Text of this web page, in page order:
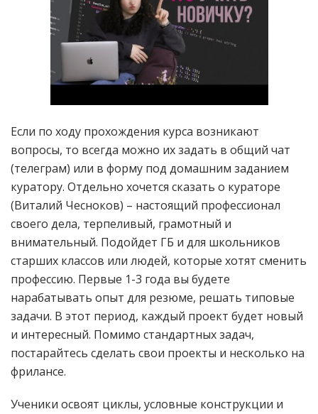
Если по ходу прохождения курса возникают
вопросы, то всегда можно их задать в общий чат
(телеграм) или в форму под домашним заданием
куратору. Отдельно хочется сказать о кураторе
(Виталий Чесноков) – настоящий профессионал
своего дела, терпеливый, грамотный и
внимательный. Подойдет ГБ и для школьников
старших классов или людей, которые хотят сменить
профессию. Первые 1-3 года вы будете
нарабатывать опыт для резюме, решать типовые
задачи. В этот период, каждый проект будет новый
и интересный. Помимо стандартных задач,
постарайтесь сделать свои проекты и несколько на
фрилансе.
Ученики освоят циклы, условные конструкции и